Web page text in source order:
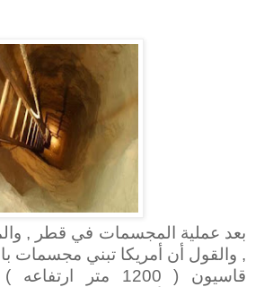
بعد عملية المجسمات في قطر ,
, والقول أن أمريكا تبني مجسمات
قاسيون ( 1200 متر